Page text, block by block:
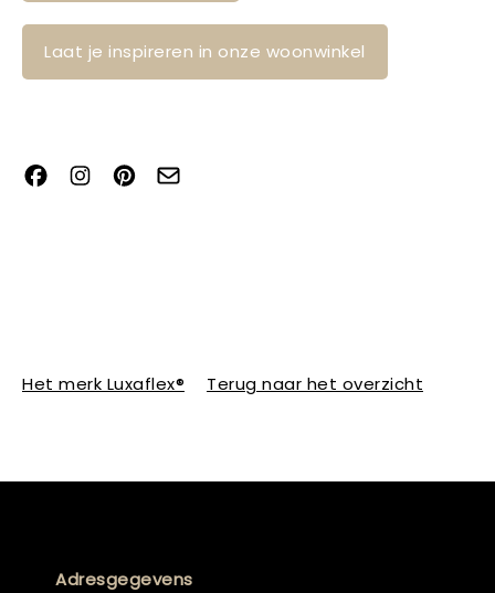
Laat je inspireren in onze woonwinkel
Het merk Luxaflex® Terug naar het overzicht
Adresgegevens